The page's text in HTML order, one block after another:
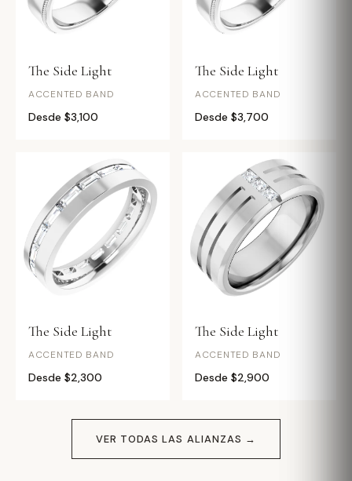
The Side Light
ACCENTED BAND
Desde $3,100
The Side Light
ACCENTED BAND
Desde $3,700
The Side Light
ACCENTED BAND
Desde $2,300
The Side Light
ACCENTED BAND
Desde $2,900
VER TODAS LAS ALIANZAS →